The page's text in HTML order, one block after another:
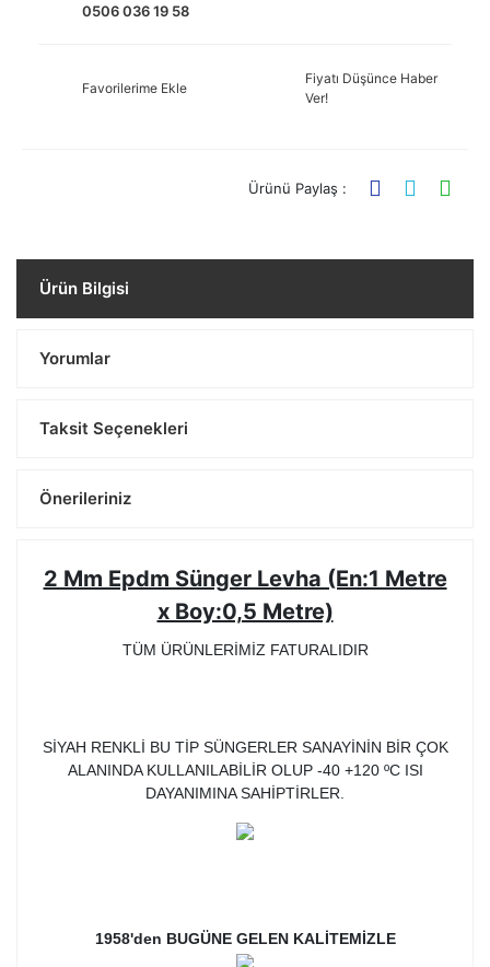
0506 036 19 58
Favorilerime Ekle
Fiyatı Düşünce Haber
Ver!
Ürünü Paylaş :
Ürün Bilgisi
Yorumlar
Taksit Seçenekleri
Önerileriniz
2 Mm Epdm Sünger Levha (En:1 Metre
x Boy:0,5 Metre)
TÜM ÜRÜNLERİMİZ FATURALIDIR
SİYAH RENKLİ BU TİP SÜNGERLER SANAYİNİN BİR ÇOK
ALANINDA KULLANILABİLİR OLUP -40 +120 ºC ISI
DAYANIMINA SAHİPTİRLER.
1958'den BUGÜNE GELEN KALİTEMİZLE